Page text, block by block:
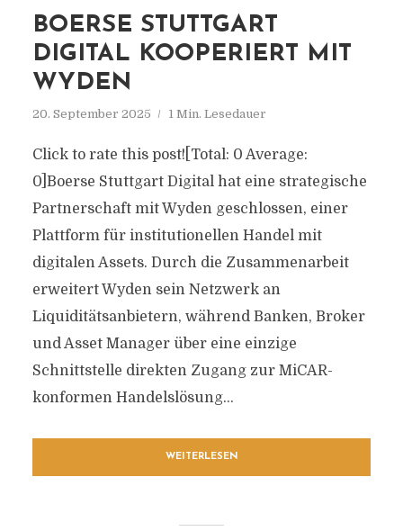
BOERSE STUTTGART
DIGITAL KOOPERIERT MIT
WYDEN
20. September 2025 1 Min. Lesedauer
Click to rate this post![Total: 0 Average:
0]Boerse Stuttgart Digital hat eine strategische
Partnerschaft mit Wyden geschlossen, einer
Plattform für institutionellen Handel mit
digitalen Assets. Durch die Zusammenarbeit
erweitert Wyden sein Netzwerk an
Liquiditätsanbietern, während Banken, Broker
und Asset Manager über eine einzige
Schnittstelle direkten Zugang zur MiCAR-
konformen Handelslösung...
WEITERLESEN